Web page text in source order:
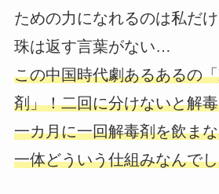
ための力になれるのは私だ
珠は返す言葉がない…
この中国時代劇あるあるの
剤」！二回に分けないと解
一カ月に一回解毒剤を飲ま
一体どういう仕組みなんで